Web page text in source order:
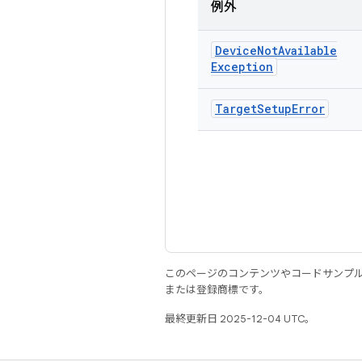
例外
DeviceNotAvailable
Exception
TargetSetupError
このページのコンテンツやコードサンプ
または登録商標です。
最終更新日 2025-12-04 UTC。